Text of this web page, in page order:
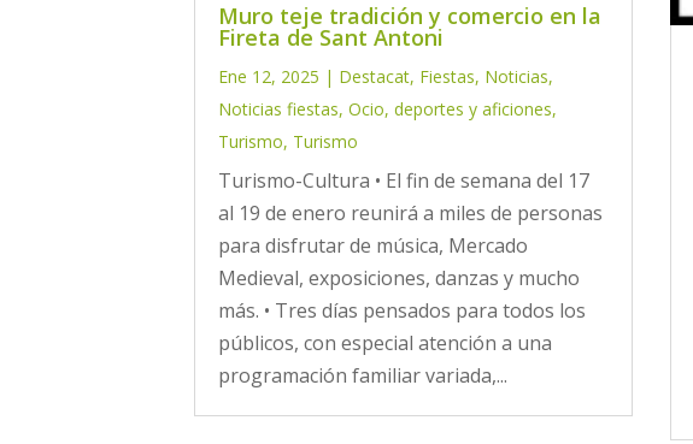
Muro teje tradición y comercio en la
Fireta de Sant Antoni
Ene 12, 2025 | Destacat, Fiestas, Noticias,
Noticias fiestas,Ocio, deportes y aficiones,
Turismo, Turismo
Turismo-Cultura • El fin de semana del 17
al 19 de enero reunirá a miles de personas
para disfrutar de música, Mercado
Medieval, exposiciones, danzas y mucho
más. • Tres días pensados para todos los
públicos, con especial atención a una
programación familiar variada,...